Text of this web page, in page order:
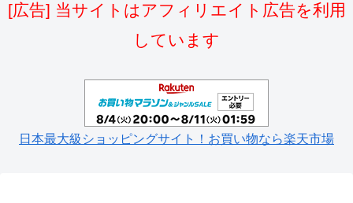
[広告] 当サイトはアフィリエイト広告を利用
しています
日本最大級ショッピングサイト！お買い物なら楽天市場